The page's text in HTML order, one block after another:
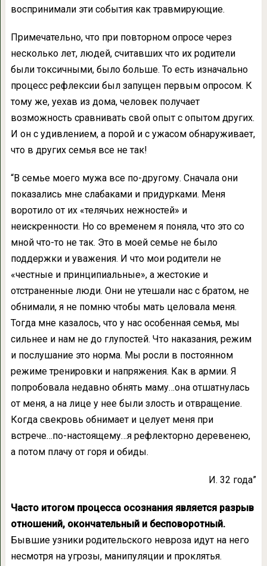
воспринимали эти события как травмирующие.
Примечательно, что при повторном опросе через
несколько лет, людей, считавших что их родители
были токсичными, было больше. То есть изначально
процесс рефлексии был запущен первым опросом. К
тому же, уехав из дома, человек получает
возможность сравнивать свой опыт с опытом других.
И он с удивлением, а порой и с ужасом обнаруживает,
что в других семья все не так!
“В семье моего мужа все по-другому. Сначала они
показались мне слабаками и придурками. Меня
воротило от их «телячьих нежностей» и
неискренности. Но со временем я поняла, что это со
мной что-то не так. Это в моей семье не было
поддержки и уважения. И что мои родители не
«честные и принципиальные», а жестокие и
отстраненные люди. Они не утешали нас с братом, не
обнимали, я не помню чтобы мать целовала меня.
Тогда мне казалось, что у нас особенная семья, мы
сильнее и нам не до глупостей. Что наказания, режим
и послушание это норма. Мы росли в постоянном
режиме тренировки и напряжения. Как в армии. Я
попробовала недавно обнять маму…она отшатнулась
от меня, а на лице у нее были злость и отвращение.
Когда свекровь обнимает и целует меня при
встрече…по-настоящему…я рефлекторно деревенею,
а потом плачу от горя и обиды.
И. 32 года”
Часто итогом процесса осознания является разрыв
отношений, окончательный и бесповоротный.
Бывшие узники родительского невроза идут на него
несмотря на угрозы, манипуляции и проклятья.